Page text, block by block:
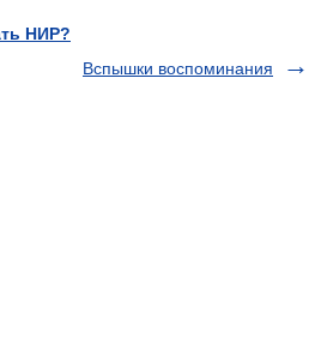
НИР?
Вспышки воспоминания